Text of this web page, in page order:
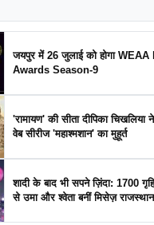
जयपुर में 26 जुलाई को होगा
Awards Season-9
'रामायण' की सीता दीपिका चिखलिया
वेब सीरीज 'महाश्मशान' का मुहूर्त
शादी के बाद भी सपने ज़िंदा: 1700
से उमा और श्वेता बनीं मिसेज़